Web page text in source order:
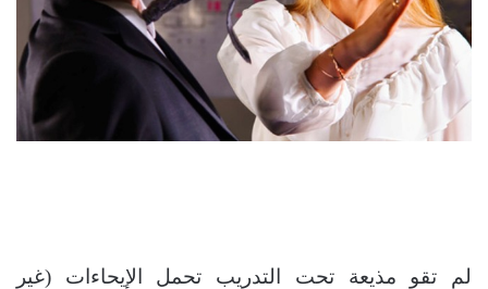
لم تقو مذيعة تحت التدريب تحمل الإيحاءات (غير